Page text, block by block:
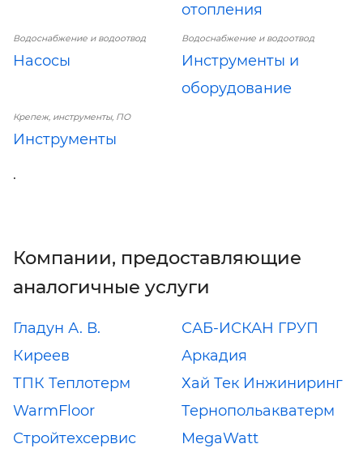
отопления
Водоснабжение и водоотвод
Насосы
Водоснабжение и водоотвод
Инструменты и
оборудование
Крепеж, инструменты, ПО
Инструменты
.
Компании, предоставляющие
аналогичные услуги
Гладун А. В.
САБ-ИСКАН ГРУП
Киреев
Аркадия
ТПК Теплотерм
Хай Тек Инжиниринг
WarmFloor
Тернопольакватерм
Стройтехсервис
MegaWatt